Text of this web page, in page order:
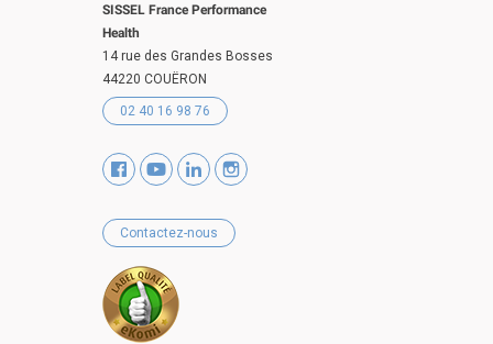
SISSEL France Performance
Health
14 rue des Grandes Bosses
44220 COUËRON
02 40 16 98 76
Contactez-nous